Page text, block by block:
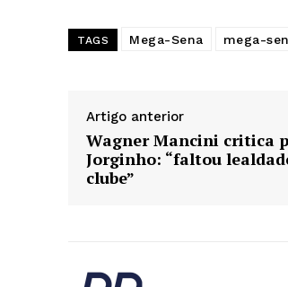
TAGS Mega-Sena mega-
Artigo anterior
Wagner Mancini critica
Jorginho: “faltou
clube”